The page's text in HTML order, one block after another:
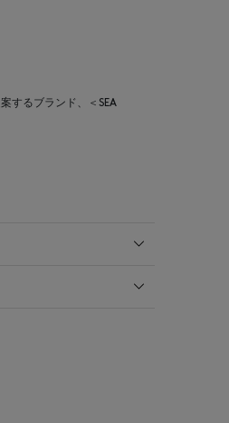
するブランド、＜SEA